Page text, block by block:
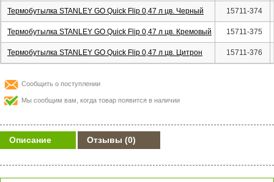
Термобутылка STANLEY GO Quick Flip 0,47 л цв. Черный 15711-374
Термобутылка STANLEY GO Quick Flip 0,47 л цв. Кремовый 15711-375
Термобутылка STANLEY GO Quick Flip 0,47 л цв. Цитрон 15711-376
Сообщить о поступлении
Мы сообщим вам, когда товар появится в наличии
Описание Отзывы (0)